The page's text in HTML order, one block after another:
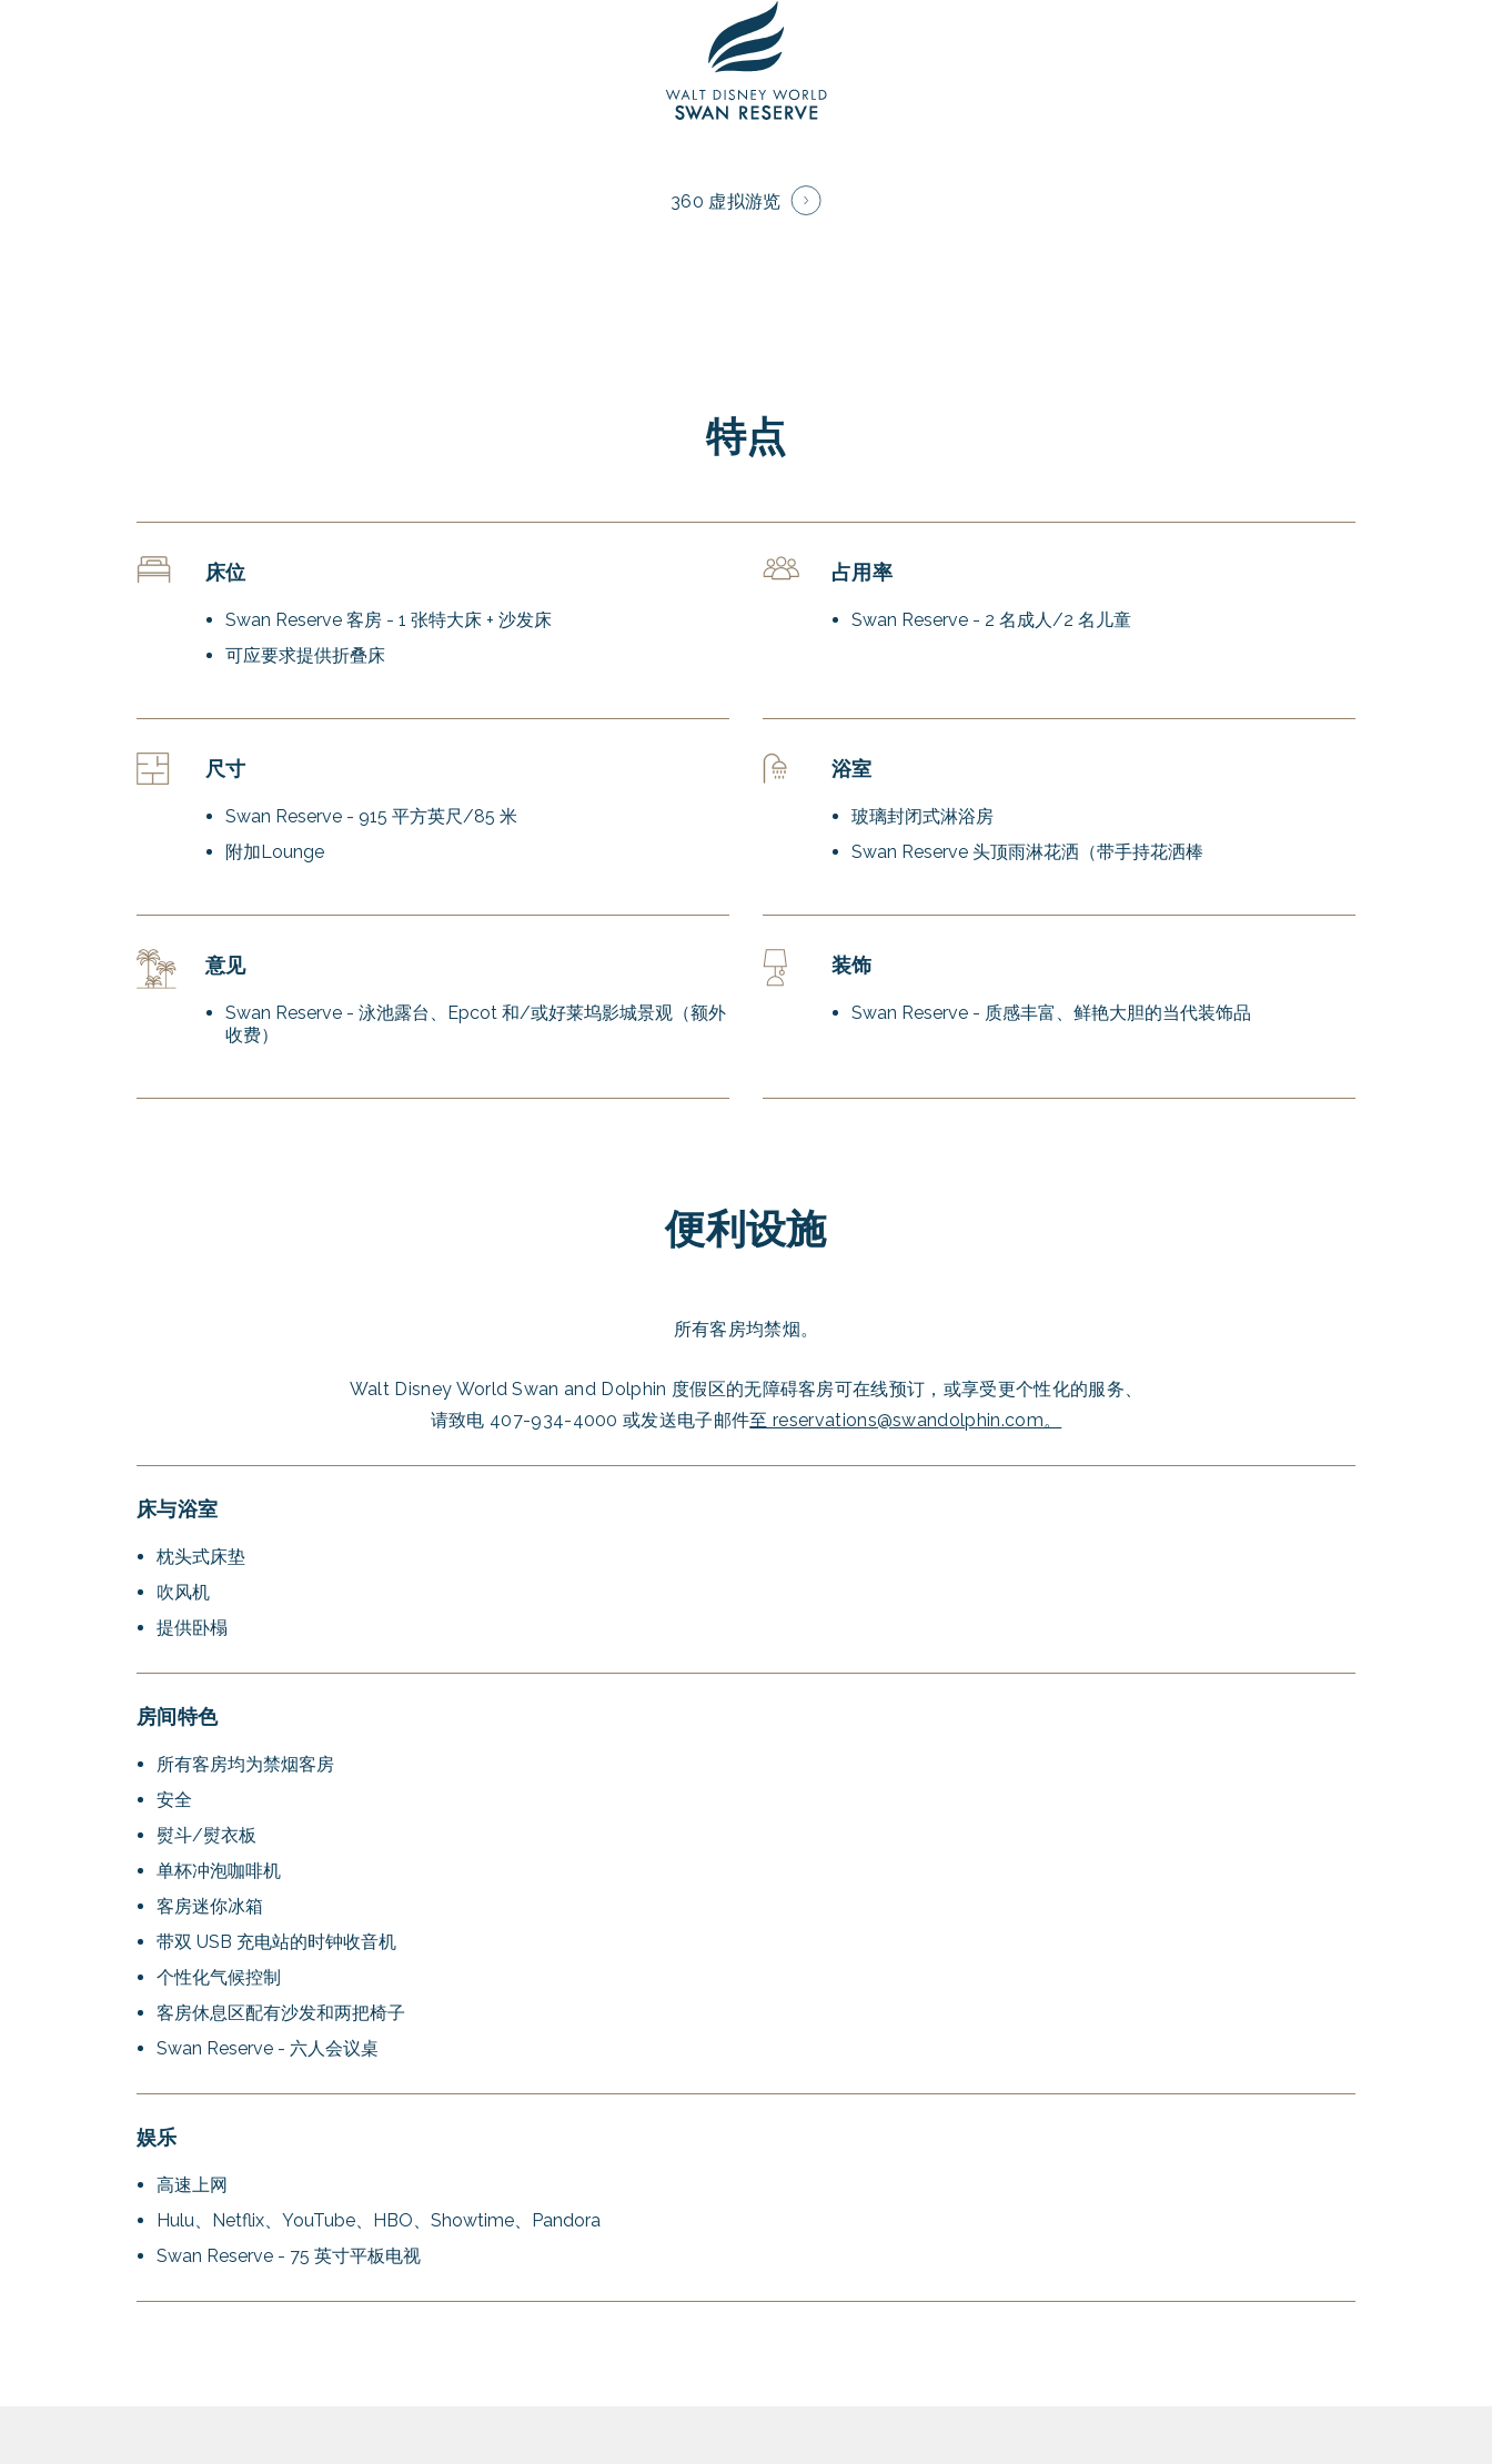
360 虚拟游览
特点
床位
Swan Reserve 客房 - 1 张特大床 + 沙发床
可应要求提供折叠床
占用率
Swan Reserve - 2 名成人/2 名儿童
尺寸
Swan Reserve - 915 平方英尺/85 米
附加Lounge
浴室
玻璃封闭式淋浴房
Swan Reserve 头顶雨淋花洒（带手持花洒棒
意见
Swan Reserve - 泳池露台、Epcot 和/或好莱坞影城景观（额外
收费）
装饰
Swan Reserve - 质感丰富、鲜艳大胆的当代装饰品
便利设施
所有客房均禁烟。
Walt Disney World Swan and Dolphin 度假区的无障碍客房可在线预订，或享受更个性化的服务、
请致电 407-934-4000 或发送电子邮件至reservations@swandolphin.com。
床与浴室
枕头式床垫
吹风机
提供卧榻
房间特色
所有客房均为禁烟客房
安全
熨斗/熨衣板
单杯冲泡咖啡机
客房迷你冰箱
带双 USB 充电站的时钟收音机
个性化气候控制
客房休息区配有沙发和两把椅子
Swan Reserve - 六人会议桌
娱乐
高速上网
Hulu、Netflix、YouTube、HBO、Showtime、Pandora
Swan Reserve - 75 英寸平板电视